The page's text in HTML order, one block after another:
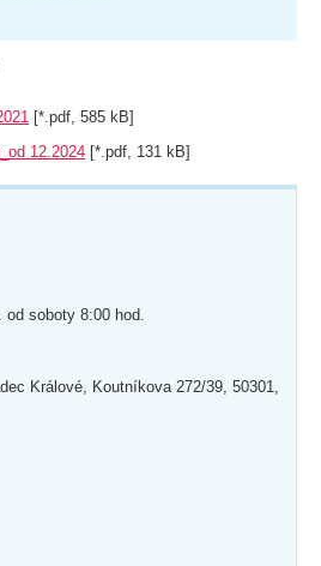
[*.pdf, 585 kB]
12.2024 [*.pdf, 131 kB]
soboty 8:00 hod.
Králové, Koutníkova 272/39, 50301,